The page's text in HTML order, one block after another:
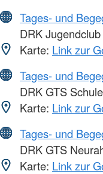
Tages- und
DRK
Karte: Link zur
Tages- und
DRK GTS
Karte: Link zur
Tages- und
DRK GTS
Karte: Link zur